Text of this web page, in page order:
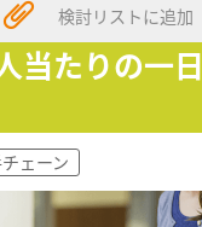
当たりの一日
検討リストに追加
ェーン